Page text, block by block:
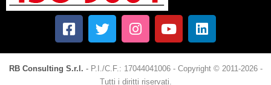
RB Consulting S.r.l. - P.I./C.F.: 17044041006 - Copyright © 2011-2026 -
Tutti i diritti riservati.